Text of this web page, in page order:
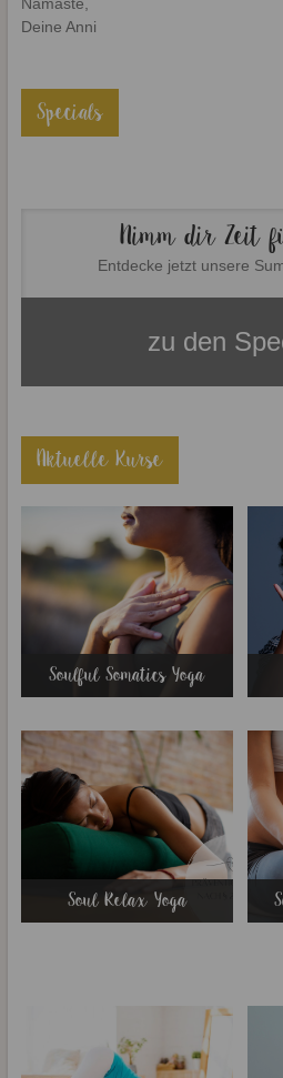
Deine Anni
Specials
Nimm dir Zeit
Entdecke jetzt unsere
zu den
Aktuelle Kurse
Soulful Somatics Yoga
Soul Relax Yoga